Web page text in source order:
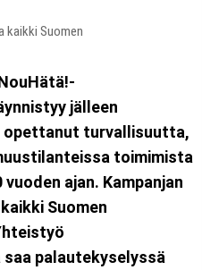
kaikki Suomen
jälleen
opettanut turvallisuutta,
toimimista
ajan. Kampanjan
Suomen
palautekyselyssä